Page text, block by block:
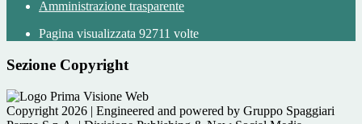
Amministrazione trasparente
Pagina visualizzata 92711 volte
Sezione Copyright
Copyright 2026 | Engineered and powered by Gruppo Spaggiari